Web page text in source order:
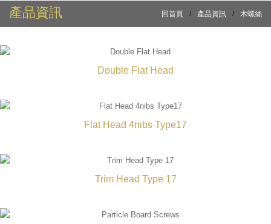
產品資訊 回首頁 / 產品資訊 / 木螺絲
Double Flat Head
Flat Head 4nibs Type17
Trim Head Type 17